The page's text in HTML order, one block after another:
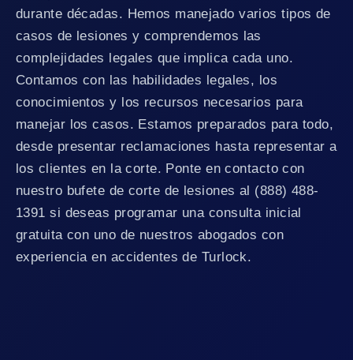
durante décadas. Hemos manejado varios tipos de
casos de lesiones y comprendemos las
complejidades legales que implica cada uno.
Contamos con las habilidades legales, los
conocimientos y los recursos necesarios para
manejar los casos. Estamos preparados para todo,
desde presentar reclamaciones hasta representar a
los clientes en la corte. Ponte en contacto con
nuestro bufete de corte de lesiones al (888) 488-
1391 si deseas programar una consulta inicial
gratuita con uno de nuestros abogados con
experiencia en accidentes de Turlock.